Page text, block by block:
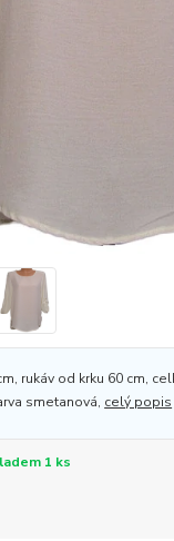
rukáv od krku 60 cm,
smetanová, celý popis
1 ks